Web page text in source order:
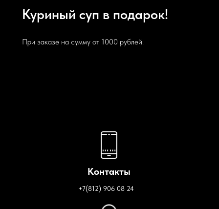
Куриный суп в подарок!
При заказе на сумму от 1000 рублей.
+7(812) 906 08 24
Контакты